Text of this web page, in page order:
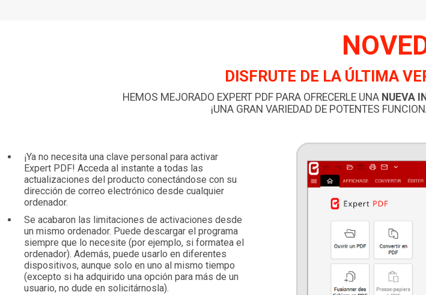
DISFRUTE DE LA ÚLTIMA
HEMOS MEJORADO EXPERT PDF PARA OFRECERLE UNA NUEVA
¡UNA GRAN VARIEDAD DE POTENTES
¡Ya no necesita una clave personal para activar
Expert PDF! Acceda al instante a todas las
actualizaciones del producto conectándose con su
dirección de correo electrónico desde cualquier
ordenador.
Se acabaron las limitaciones de activaciones desde
un mismo ordenador. Puede descargar el programa
siempre que lo necesite (por ejemplo, si formatea el
ordenador). Además, puede usarlo en diferentes
dispositivos, aunque solo en uno al mismo tiempo
(excepto si ha adquirido una opción para más de un
usuario, no dude en solicitárnosla).